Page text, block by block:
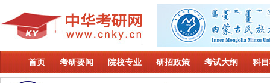
首页 考研要闻 院校专业 研招政策 考试大纲 科